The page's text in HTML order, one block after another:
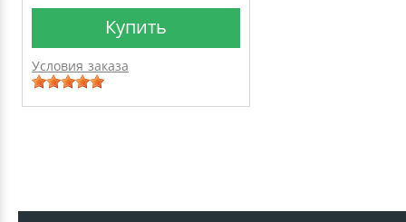
Купить
Условия заказа